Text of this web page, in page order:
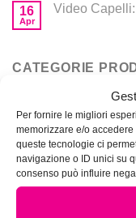
Per fornire le migliori
memorizzare e/o
queste tecnologie ci
navigazione o ID unici su
consenso può influire
16
Apr
Video
CATEGORIE
Corsi
Prodotti per MakeUp